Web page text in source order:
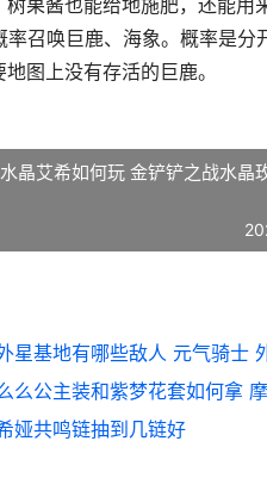
树果酱也能给地施肥，还能
率召唤巨鹿、海象。概率是
图上没有存活的巨鹿。
晶艾希如何玩 金铲铲之战水晶
星基地有哪些敌人 元气骑士
娅共鸣链抽到几链好